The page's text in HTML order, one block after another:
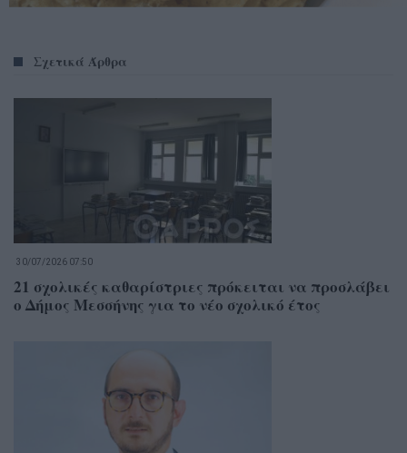
Σχετικά Άρθρα
30/07/2026 07:50
21 σχολικές καθαρίστριες πρόκειται να προσλάβει
ο Δήμος Μεσσήνης για το νέο σχολικό έτος